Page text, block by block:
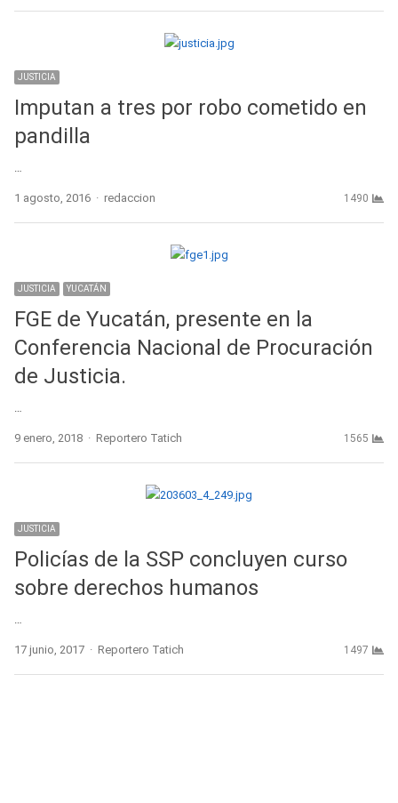
JUSTICIA
Imputan a tres por robo cometido en
pandilla
…
1 agosto, 2016 Author
redaccion 1490
JUSTICIA YUCATÁN
FGE de Yucatán, presente en la
Conferencia Nacional de Procuración
de Justicia.
9 enero, 2018 Author
Reportero Tatich 1565
JUSTICIA
Policías de la SSP concluyen curso
sobre derechos humanos
17 junio, 2017 Author
Reportero Tatich 1497